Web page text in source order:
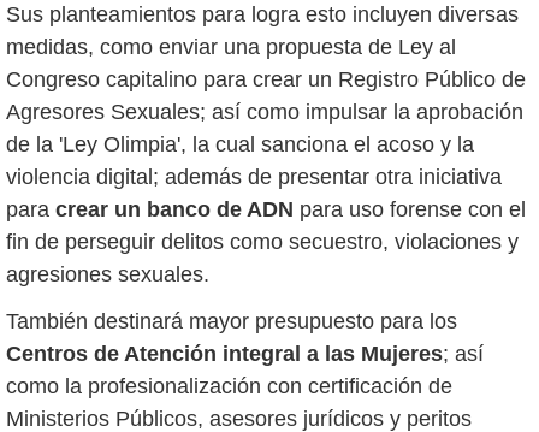
Sus planteamientos para logra esto incluyen diversas
medidas, como enviar una propuesta de Ley al
Congreso capitalino para crear un Registro Público de
Agresores Sexuales; así como impulsar la aprobación
de la 'Ley Olimpia', la cual sanciona el acoso y la
violencia digital; además de presentar otra iniciativa
para crear un banco de ADN para uso forense con el
fin de perseguir delitos como secuestro, violaciones y
agresiones sexuales.
También destinará mayor presupuesto para los
Centros de Atención integral a las Mujeres; así
como la profesionalización con certificación de
Ministerios Públicos, asesores jurídicos y peritos